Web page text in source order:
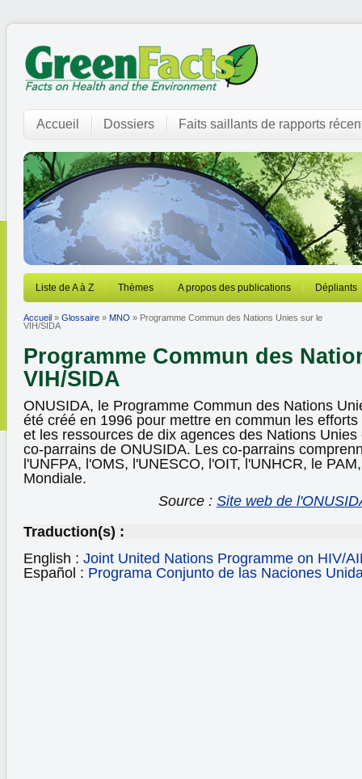
Accueil Dossiers Faits saillants de rapports
Liste de A à Z Thèmes A propos des publications Dépliants
Accueil » Glossaire » MNO » Programme Commun des Nations Unies sur le
VIH/SIDA
Programme Commun des
VIH/SIDA
ONUSIDA, le Programme Commun des Nations
été créé en 1996 pour mettre en commun les
et les ressources de dix agences des Nations
co-parrains de ONUSIDA. Les co-parrains
l'UNFPA, l'OMS, l'UNESCO, l'OIT, l'UNHCR, le
Mondiale.
Source : Site web de
Traduction(s) :
English : Joint United Nations Programme on HIV/
Español : Programa Conjunto de las Naciones